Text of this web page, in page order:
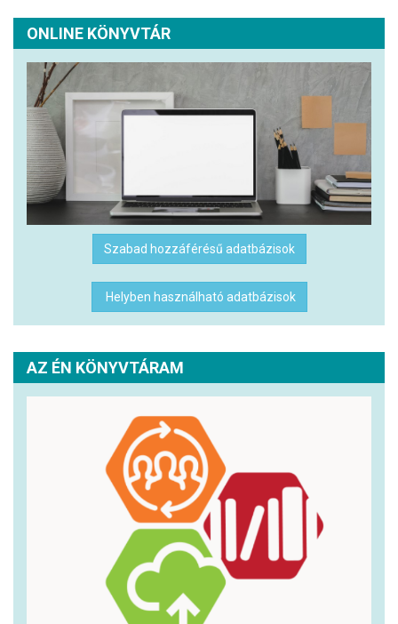
ONLINE KÖNYVTÁR
Szabad hozzáférésű adatbázisok
Helyben használható adatbázisok
AZ ÉN KÖNYVTÁRAM